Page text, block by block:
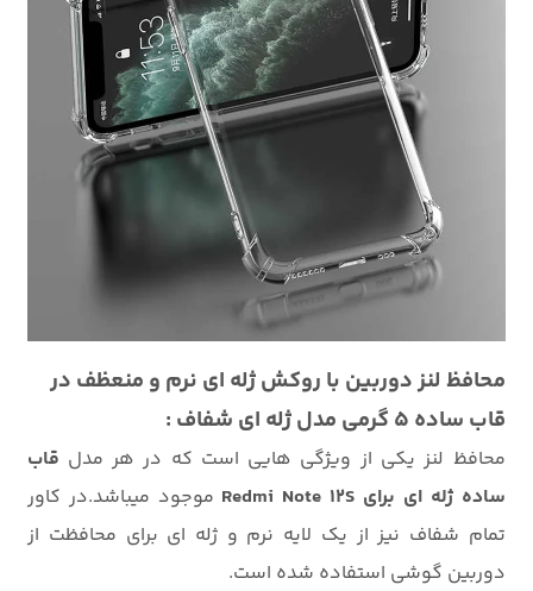
محافظ لنز دوربین با روکش ژله ای نرم و منعظف در
قاب ساده 5 گرمی مدل ژله ای شفاف :
محافظ لنز یکی از ویژگی هایی است که در هر مدل قاب
ساده ژله ای برای Redmi Note 12S
موجود میباشد.در کاور
تمام شفاف نیز از یک لایه نرم و ژله ای برای محافظت از
دوربین گوشی استفاده شده است.